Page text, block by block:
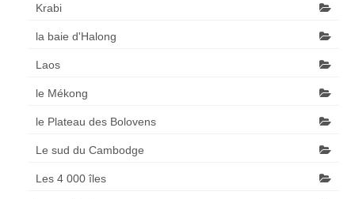
Krabi
la baie d'Halong
Laos
le Mékong
le Plateau des Bolovens
Le sud du Cambodge
Les 4 000 îles